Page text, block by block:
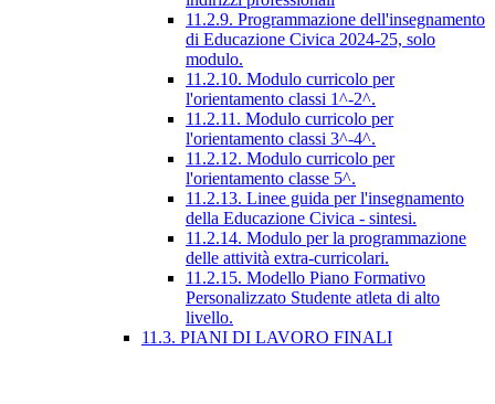
11.2.9. Programmazione dell'insegnamento
di Educazione Civica 2024-25, solo
modulo.
11.2.10. Modulo curricolo per
l'orientamento classi 1^-2^.
11.2.11. Modulo curricolo per
l'orientamento classi 3^-4^.
11.2.12. Modulo curricolo per
l'orientamento classe 5^.
11.2.13. Linee guida per l'insegnamento
della Educazione Civica - sintesi.
11.2.14. Modulo per la programmazione
delle attività extra-curricolari.
11.2.15. Modello Piano Formativo
Personalizzato Studente atleta di alto
livello.
11.3. PIANI DI LAVORO FINALI